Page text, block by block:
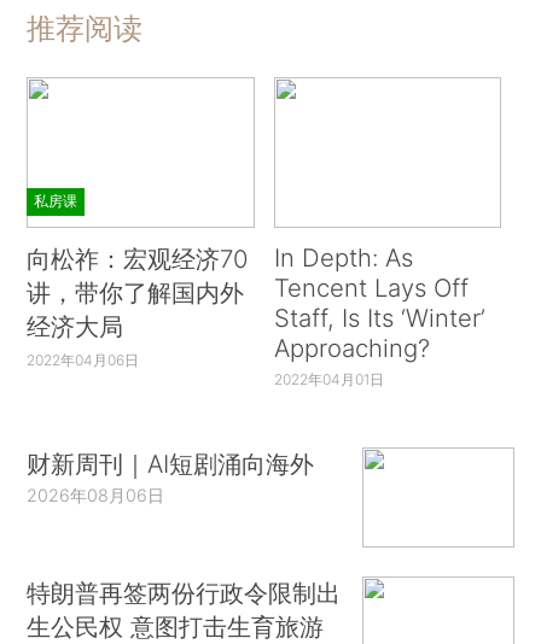
推荐阅读
私房课
向松祚：宏观经济70
讲，带你了解国内外
经济大局
2022年04月06日
In Depth: As
Tencent Lays Off
Staff, Is Its ‘Winter’
Approaching?
2022年04月01日
财新周刊｜AI短剧涌向海外
2026年08月06日
特朗普再签两份行政令限制出
生公民权 意图打击生育旅游